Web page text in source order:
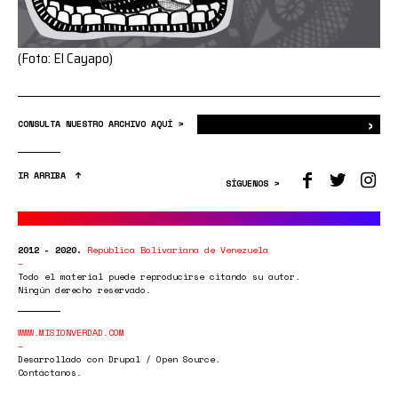
(Foto: El Cayapo)
CONSULTA NUESTRO ARCHIVO AQUÍ > ›
IR ARRIBA
SÍGUENOS >
2012 - 2020. República Bolivariana de Venezuela
Todo el material puede reproducirse citando su autor.
Ningún derecho reservado.
WWW.MISIONVERDAD.COM
Desarrollado con Drupal / Open Source.
Contáctanos.